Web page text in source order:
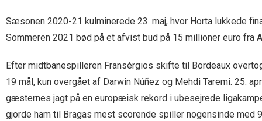
Sæsonen 2020-21 kulminerede 23. maj, hvor Horta lukkede
Sommeren 2021 bød på et afvist bud på 15 millioner euro
Efter midtbanespilleren Fransérgios skifte til Bordeaux
19 mål, kun overgået af Darwin Núñez og Mehdi Taremi. 25.
gæsternes jagt på en europæisk rekord i ubesejrede
gjorde ham til Bragas mest scorende spiller nogensinde